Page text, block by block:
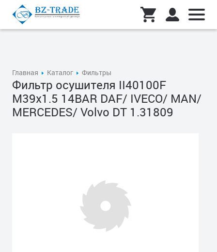
Главная Каталог Фильтры
Фильтр осушителя II40100F
M39x1.5 14BAR DAF/ IVECO/ MAN/
MERCEDES/ Volvo DT 1.31809